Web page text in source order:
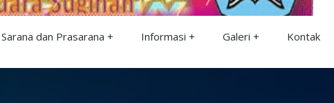
Sarana dan Prasarana Informasi Galeri Kontak